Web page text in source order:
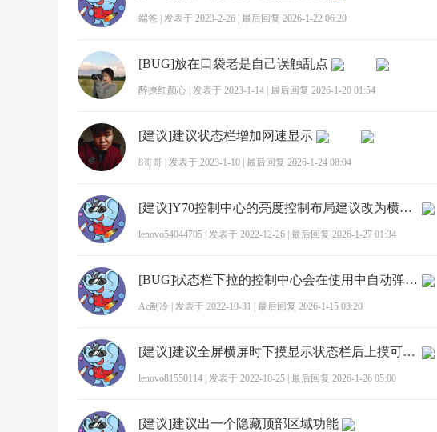
端爸 发表于 2023-2-26 最后回复 2026-1-22 06:20
[BUG]放在口袋老是自己误触乱点
醉撩红颜心 发表于 2023-1-14 最后回复 2026-1-20 01:54
[建议]建议状态栏增加网速显示
8哥哥 发表于 2023-1-10 最后回复 2026-1-24 08:04
[建议]Y70控制中心的亮度控制布局建议改为横向控制
lenovo54044705 发表于 2022-12-26 最后回复 2026-1-27 01:34
[BUG]状态栏下拉的控制中心会在使用中自动弹出控制中心
Ac制冷 发表于 2022-10-31 最后回复 2026-1-15 03:20
[建议]建议全屏横屏时下摸显示状态栏后上摸可以关闭状态栏
lenovo81550114 发表于 2022-10-25 最后回复 2026-1-26 05:00
[建议]建议出一个隐藏顶部区域功能